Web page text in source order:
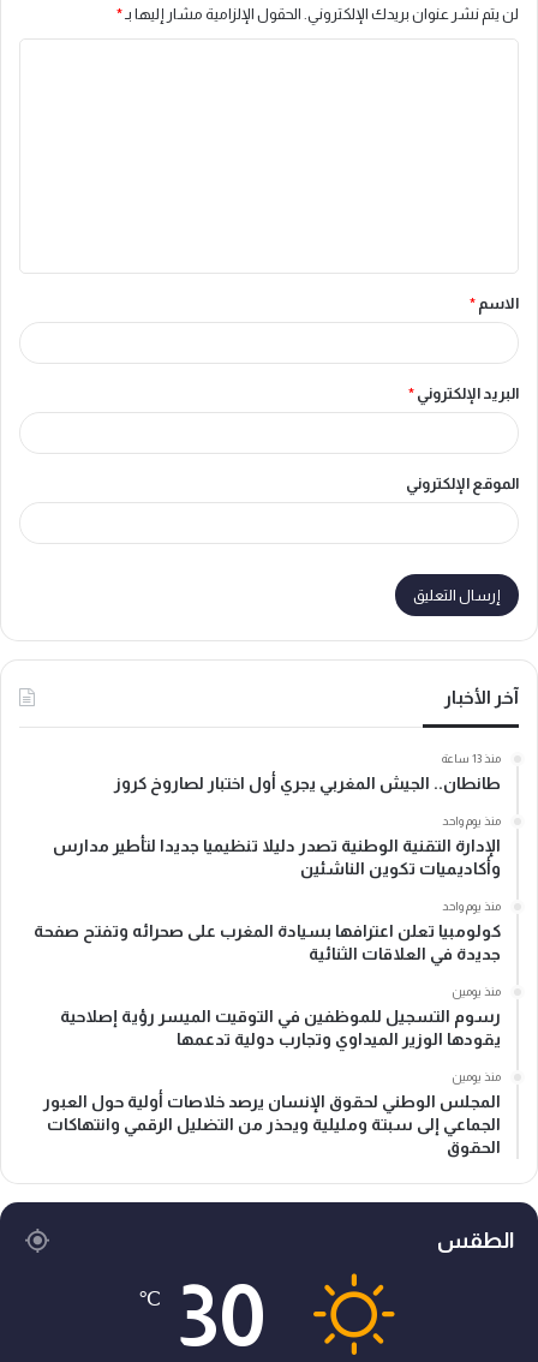
لن يتم نشر عنوان بريدك الإلكتروني. الحقول الإلزامية مشار إليها بـ*
ق
*
الاسم *
البريد الإلكتروني *
الموقع الإلكتروني
آخر الأخبار
منذ 13 ساعة
طانطان.. الجيش المغربي يجري أول اختبار لصاروخ كروز
منذ يوم واحد
الإدارة التقنية الوطنية تصدر دليلا تنظيميا جديدا لتأطير مدارس
وأكاديميات تكوين الناشئين
منذ يوم واحد
كولومبيا تعلن اعترافها بسيادة المغرب على صحرائه وتفتح صفحة
جديدة في العلاقات الثنائية
منذ يومين
رسوم التسجيل للموظفين في التوقيت الميسر رؤية إصلاحية
يقودها الوزير الميداوي وتجارب دولية تدعمها
منذ يومين
المجلس الوطني لحقوق الإنسان يرصد خلاصات أولية حول العبور
الجماعي إلى سبتة ومليلية ويحذر من التضليل الرقمي وانتهاكات
الحقوق
الطقس
30
℃